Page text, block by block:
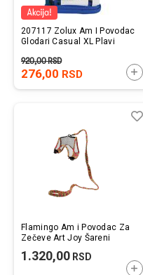
207117 Zolux Am I Povodac
Glodari Casual XL Plavi
276,00 RSD
920,00RSD
Flamingo Am i Povodac Za
Zečeve Art Joy Šareni
1.320,00 RSD